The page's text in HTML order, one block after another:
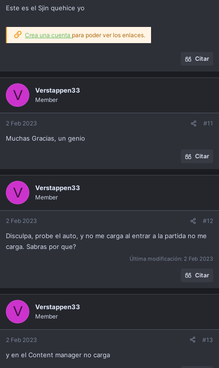
Este es el Sjin quehice yo
Crea una cuenta para poder ver los enlaces.
Citar
V Verstappen33
Member
2 Feb 2023 #11
Muchas Gracias, un genio
Citar
V Verstappen33
Member
2 Feb 2023 #12
Disculpa, probe el auto, y no me carga al entrar a la partida no me
carga. Sabras por que?
Última modificación: 2 Feb 2023
Citar
V Verstappen33
Member
2 Feb 2023 #13
y en el Content manager no carga